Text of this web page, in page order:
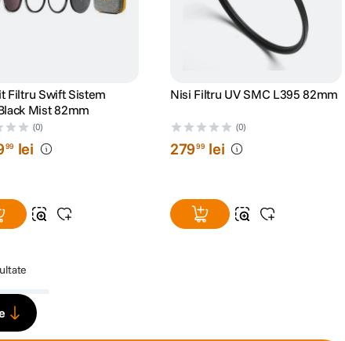
Filtru Swift Sistem
Mist 82mm
(0)
99 lei
Nisi Filtru UV SMC L395 82mm
(0)
27999 lei